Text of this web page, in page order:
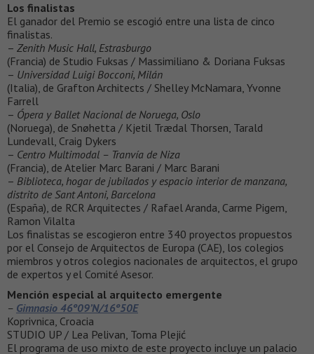
Los finalistas
El ganador del Premio se escogió entre una lista de cinco
finalistas.
– Zenith Music Hall, Estrasburgo
(Francia) de Studio Fuksas / Massimiliano & Doriana Fuksas
– Universidad Luigi Bocconi, Milán
(Italia), de Grafton Architects / Shelley McNamara, Yvonne
Farrell
– Ópera y Ballet Nacional de Noruega, Oslo
(Noruega), de Snøhetta / Kjetil Trædal Thorsen, Tarald
Lundevall, Craig Dykers
– Centro Multimodal – Tranvía de Niza
(Francia), de Atelier Marc Barani / Marc Barani
– Biblioteca, hogar de jubilados y espacio interior de manzana,
distrito de Sant Antoni, Barcelona
(España), de RCR Arquitectes / Rafael Aranda, Carme Pigem,
Ramon Vilalta
Los finalistas se escogieron entre 340 proyectos propuestos
por el Consejo de Arquitectos de Europa (CAE), los colegios
miembros y otros colegios nacionales de arquitectos, el grupo
de expertos y el Comité Asesor.
Mención especial al arquitecto emergente
– Gimnasio 46º09’N/16º50E
Koprivnica, Croacia
STUDIO UP / Lea Pelivan, Toma Plejić
El programa de uso mixto de este proyecto incluye un palacio